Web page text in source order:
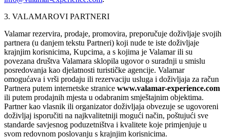
3. VALAMAROVI PARTNERI
Valamar rezervira, prodaje, promovira, preporučuje doživljaje svojih
partnera (u danjem tekstu Partneri) koji nude te iste doživljaje
krajnjim korisnicima, Kupcima, a s kojima je Valamar ili su
povezana društva Valamara sklopila ugovor o suradnji u smislu
posredovanja kao djelatnosti turističke agencije. Valamar
omogućava i vrši prodaju ili rezervaciju usluga i doživljaja za račun
Partnera putem internetske stranice www.valamar-experience.com
ili putem prodajnih mjesta u odabranim smještajnim objektima.
Partner kao vlasnik ili organizator doživljaja obvezuje se ugovoreni
doživljaj isporučiti na najkvalitetniji mogući način, poštujući sve
standarde savjesnog poduzetništva i kvalitete koje primjenjuje u
svom redovnom poslovanju s krajnjim korisnicima.